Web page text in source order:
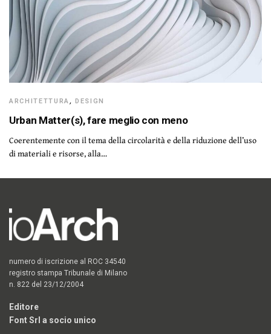
ARCHITETTURA,DESIGN
Urban Matter(s), fare meglio con meno
Coerentemente con il tema della circolarità e della riduzione dell’uso
di materiali e risorse, alla…
numero di iscrizione al ROC 34540
registro stampa Tribunale di Milano
n. 822 del 23/12/2004
Editore
Font Srl a socio unico